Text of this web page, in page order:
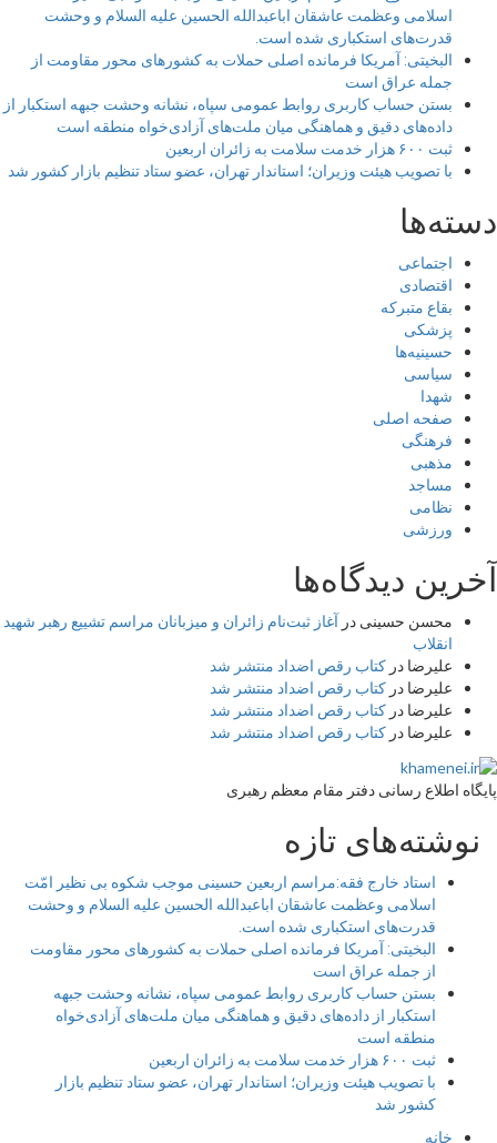
اسلامی وعظمت عاشقان اباعبدالله الحسین علیه السلام و وحشت
قدرت‌های استکباری شده است.
البخیتی: آمریکا فرمانده اصلی حملات به کشورهای محور مقاومت از
جمله عراق است
بستن حساب کاربری روابط عمومی سپاه، نشانه‌ وحشت جبهه استکبار از
داده‌های دقیق و هماهنگی میان ملت‌های آزادی‌خواه منطقه است
ثبت ۶۰۰ هزار خدمت سلامت به زائران اربعین
با تصویب هیئت وزیران؛ استاندار تهران، عضو ستاد تنظیم بازار کشور شد
دسته‌ها
اجتماعی
اقتصادی
بقاع متبرکه
پزشکی
حسینیه‌ها
سیاسی
شهدا
صفحه اصلی
فرهنگی
مذهبی
مساجد
نظامی
ورزشی
آخرین دیدگاه‌ها
محسن حسینی در آغاز ثبت‌نام زائران و میزبانان مراسم تشییع رهبر شهید
انقلاب
علیرضا در کتاب رقص اضداد منتشر شد
علیرضا در کتاب رقص اضداد منتشر شد
علیرضا در کتاب رقص اضداد منتشر شد
علیرضا در کتاب رقص اضداد منتشر شد
پایگاه اطلاع رسانی دفتر مقام معظم رهبری
نوشته‌های تازه
استاد خارج فقه:مراسم اربعین حسینی موجب شکوه بی نظیر امّت
اسلامی وعظمت عاشقان اباعبدالله الحسین علیه السلام و وحشت
قدرت‌های استکباری شده است.
البخیتی: آمریکا فرمانده اصلی حملات به کشورهای محور مقاومت
از جمله عراق است
بستن حساب کاربری روابط عمومی سپاه، نشانه‌ وحشت جبهه
استکبار از داده‌های دقیق و هماهنگی میان ملت‌های آزادی‌خواه
منطقه است
ثبت ۶۰۰ هزار خدمت سلامت به زائران اربعین
با تصویب هیئت وزیران؛ استاندار تهران، عضو ستاد تنظیم بازار
کشور شد
خانه